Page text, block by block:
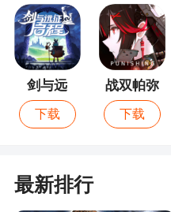
剑与远
征：启程
下载
战双帕弥
什
下载
最新排行